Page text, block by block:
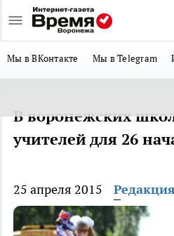
Мы в ВКонтакте Мы в Telegram
В воронежских
учителей для 26
25 апреля 2015 Редакция